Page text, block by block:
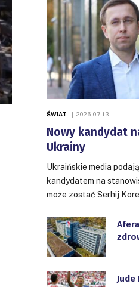
ŚWIAT 2026-07-13
Nowy kandydat
Ukrainy
Ukraińskie media
kandydatem na
może zostać Serhij